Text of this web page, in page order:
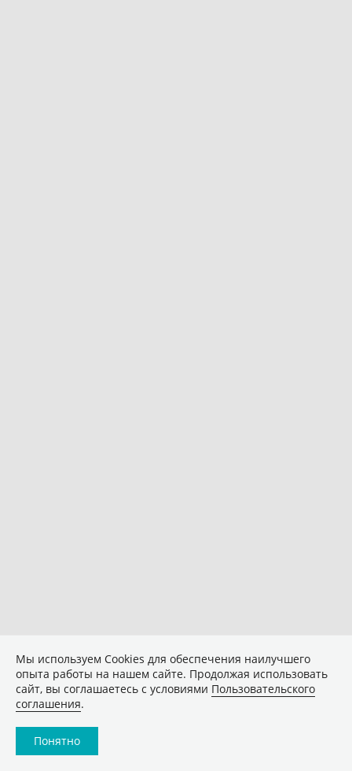
Мы используем Сookies для обеспечения наилучшего
опыта работы на нашем сайте. Продолжая использовать
сайт, вы соглашаетесь с условиями Пользовательского
соглашения.
Понятно